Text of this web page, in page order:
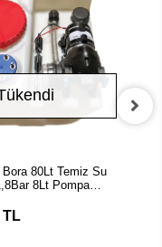
Bora 80Lt Temiz Su
8Lt Pompa
TL